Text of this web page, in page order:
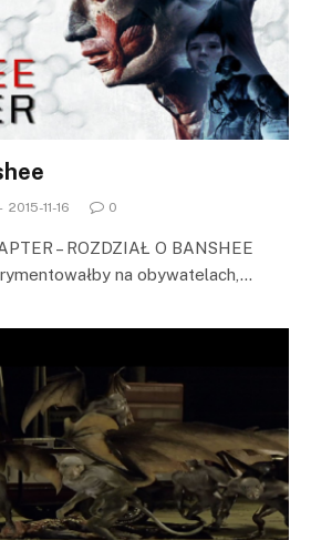
2015-11-16 0
– ROZDZIAŁ O BANSHEE
na obywatelach,…